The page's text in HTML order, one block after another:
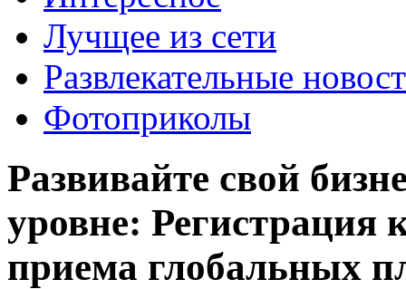
Лучщее из сети
Развлекательные
Фотоприколы
Развивайте свой
уровне: Регистрация
приема глобальных